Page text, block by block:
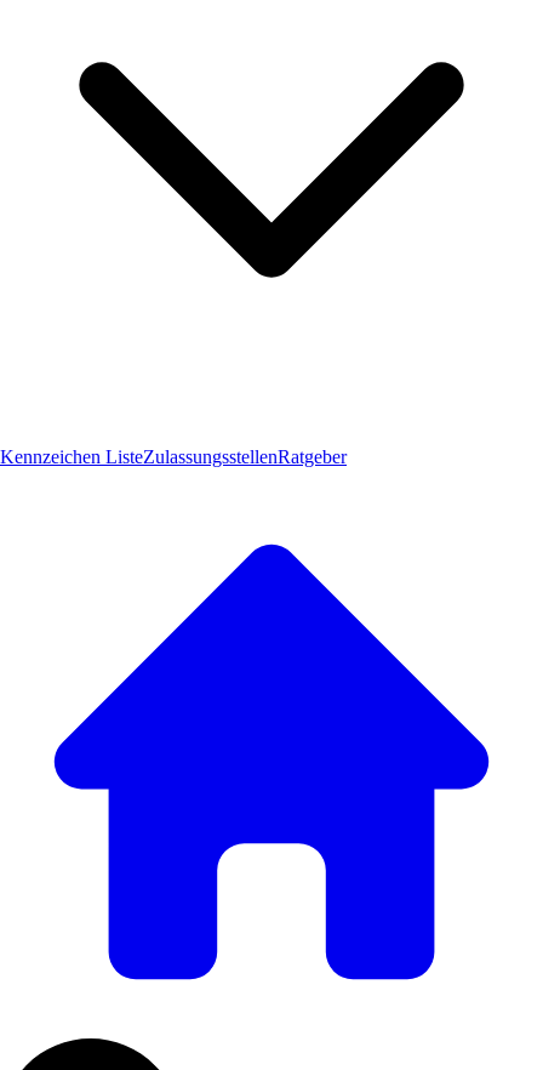
Kennzeichen ListeZulassungsstellenRatgeber